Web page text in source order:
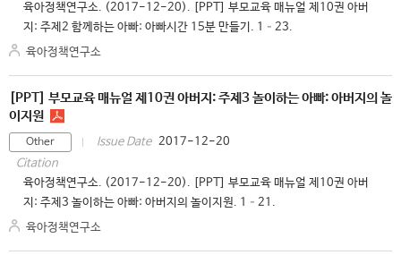
육아정책연구소. (2017-12-20). [PPT] 부모교육 매뉴얼 제10권 아버
지: 주제2 함께하는 아빠: 아빠시간 15분 만들기. 1–23.
육아정책연구소
[PPT] 부모교육 매뉴얼 제10권 아버지: 주제3 놀이하는 아빠: 아버지의 놀
이지원
Other Issue Date 2017-12-20
Citation
육아정책연구소. (2017-12-20). [PPT] 부모교육 매뉴얼 제10권 아버
지: 주제3 놀이하는 아빠: 아버지의 놀이지원. 1–21.
육아정책연구소